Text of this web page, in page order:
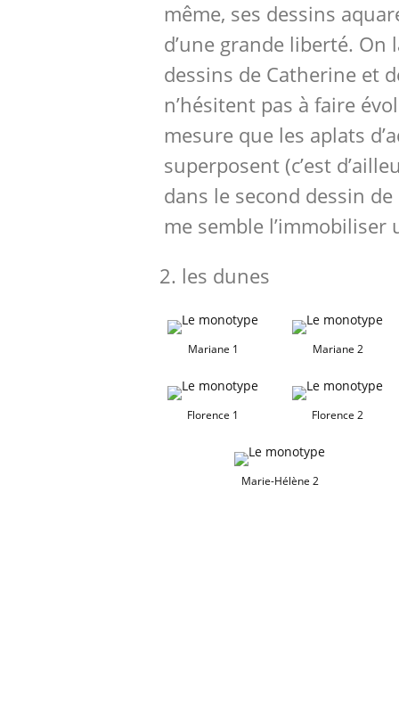
même, ses dessins
d’une grande liberté.
dessins de Catherine et
n’hésitent pas à faire
mesure que les aplats
superposent (c’est
dans le second dessin de
me semble l’immobiliser
les dunes
Mariane 1 Mariane 2
Florence 1 Florence 2
Marie-Hélène 2